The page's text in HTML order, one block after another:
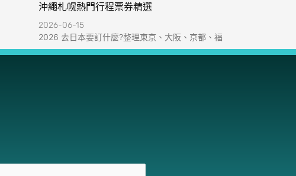
沖繩札幌熱門行程票券精選
2026-06-15
2026 去日本要訂什麼?整理東京、大阪、京都、福